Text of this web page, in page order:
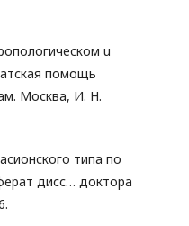
u
помощь
Москва, И. Н.
типа по
дисс… доктора